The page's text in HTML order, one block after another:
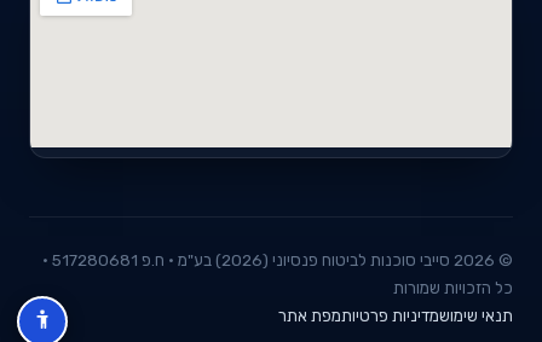
© 2026 סייבי סוכנות לביטוח פנסיוני (2026) בע"מ · ח.פ 517280681 ·
כל הזכויות שמורות
תנאי שימושמדיניות פרטיותמפת אתר